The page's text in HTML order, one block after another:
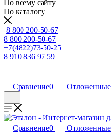
По всему сайту
По каталогу
8 800 200-50-67
8 800 200-50-67
+7(4822)73-50-25
8 910 836 97 59
Сравнение0 Отложенные
Сравнение0 Отложенные